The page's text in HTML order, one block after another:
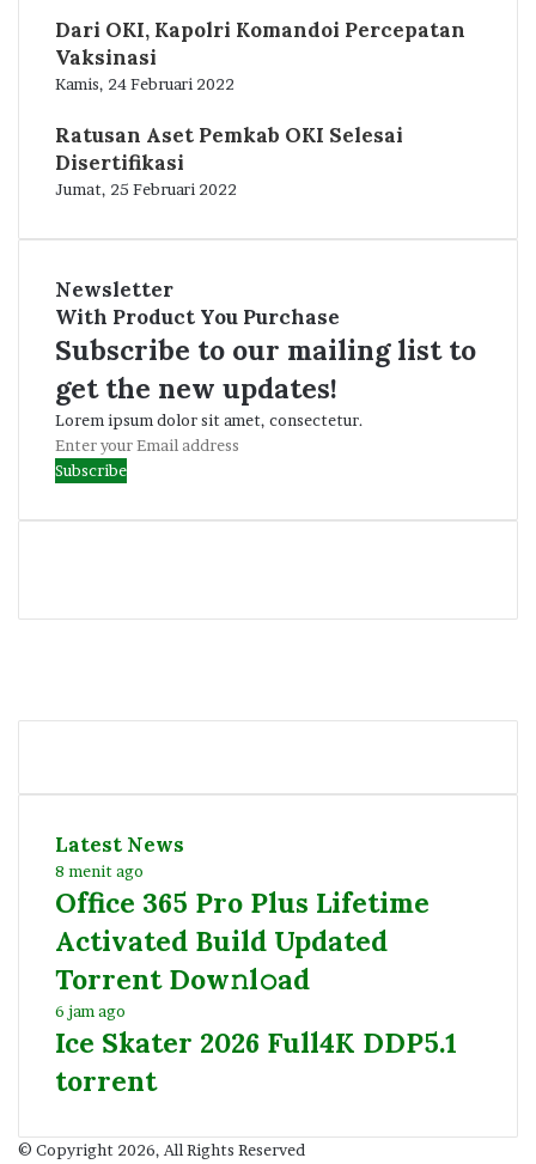
Dari OKI, Kapolri Komandoi Percepatan
Vaksinasi
Kamis, 24 Februari 2022
Ratusan Aset Pemkab OKI Selesai
Disertifikasi
Jumat, 25 Februari 2022
Newsletter
With Product You Purchase
Subscribe to our mailing list to
get the new updates!
Lorem ipsum dolor sit amet, consectetur.
Enter
your
address
Latest News
8 menit ago
Office 365 Pro Plus Lifetime
Activated Build Updated
Torrent Dow𝚗l𝚘аd
6 jam ago
Ice Skater 2026 Full4K DDP5.1
torrent
© Copyright 2026, All Rights Reserved